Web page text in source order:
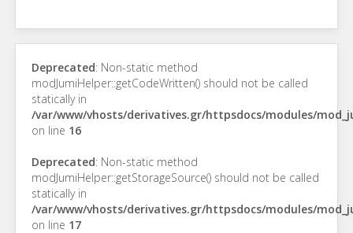
Deprecated: Non-static method
modJumiHelper::getCodeWritten() should not be called
statically in
/var/www/vhosts/derivatives.gr/httpsdocs/modules/
on line 16
Deprecated: Non-static method
modJumiHelper::getStorageSource() should not be called
statically in
/var/www/vhosts/derivatives.gr/httpsdocs/modules/
on line 17